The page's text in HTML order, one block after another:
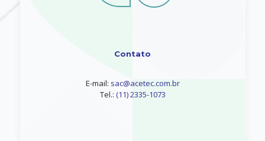
Contato
E-mail: sac@acetec.com.br
Tel.: (11) 2335-1073